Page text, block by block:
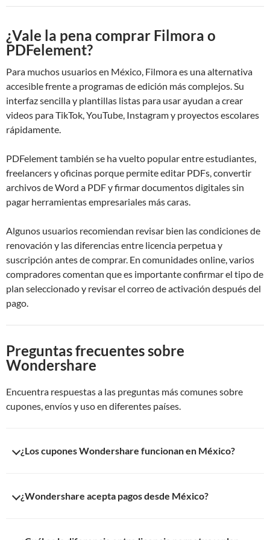
¿Vale la pena comprar Filmora o
PDFelement?
Para muchos usuarios en México, Filmora es una alternativa
accesible frente a programas de edición más complejos. Su
interfaz sencilla y plantillas listas para usar ayudan a crear
videos para TikTok, YouTube, Instagram y proyectos escolares
rápidamente.
PDFelement también se ha vuelto popular entre estudiantes,
freelancers y oficinas porque permite editar PDFs, convertir
archivos de Word a PDF y firmar documentos digitales sin
pagar herramientas empresariales más caras.
Algunos usuarios recomiendan revisar bien las condiciones de
renovación y las diferencias entre licencia perpetua y
suscripción antes de comprar. En comunidades online, varios
compradores comentan que es importante confirmar el tipo de
plan seleccionado y revisar el correo de activación después del
pago.
Preguntas frecuentes sobre
Wondershare
Encuentra respuestas a las preguntas más comunes sobre
cupones, envíos y uso en diferentes países.
¿Los cupones Wondershare funcionan en México?
válidos para usuarios en México y pueden aplicarse en
¿Wondershare acepta pagos desde México?